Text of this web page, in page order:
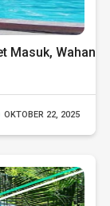
Wahana
OKTOBER 22, 2025